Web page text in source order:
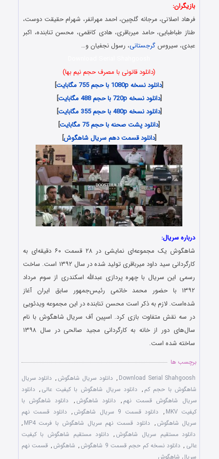
بازیگران:
فرهاد اصلانی، مرجانه گلچین، احمد مهرانفر، شهرام حقیقت دوست،
طناز طباطبایی، حامد میرباقری، هادی کاظمی، محسن تنابنده، اکبر
عبدی، سیروسگرجستانی، رسول نجفیان و…
(دانلود قانونی با مصرف حجم نیم بها)
[دانلود نسخه 1080p با حجم 755 مگابایت
]
[دانلود نسخه 720p با حجم 488 مگابایت
]
[دانلود نسخه 480p با حجم 355 مگابایت
]
[دانلود پشت صحنه با حجم 75 مگابایت
]
[دانلود قسمت دهم سریال شاهگوش]
درباره سریال:
شاهگوش یک مجموعه‌ای نمایشی در ۲۸ قسمت ۶۰ دقیقه‌ای به
کارگردانی سید داود میرباقری تولید شده در سال ۱۳۹۲ است. ساخت
رسمی این سریال با چهره پردازی عبدالله اسکندری از سوم مرداد
۱۳۹۲ با حضور محمد خاتمی رئیس‌جمهور سابق ایران آغاز
شده‌است. لازم به ذکر است محسن تنابنده در این مجموعه ویدئویی
در سه نقش متفاوت بازی کرد. اسپین آف سریال شاهگوش با نام
سال‌های دور از خانه به کارگردانی مجید صالحی در سال ۱۳۹۸
ساخته شده است.
برچسب ها
Download Serial Shahgoosh
, دانلود سریال شاهگوش , دانلود سریال
شاهگوش با حجم کم , دانلود سریال شاهگوش با کیفیت عالی , دانلود
سریال شاهگوش قسمت نهم , دانلود شاهگوش , دانلود شاهگوش با
کیفیت MKV
, دانلود قسمت 9 سریال شاهگوش , دانلود قسمت نهم
سریال شاهگوش , دانلود قسمت نهم سریال شاهگوش با فرمت MP4
,
دانلود مستقیم سریال شاهگوش , دانلود مستقیم شاهگوش با کیفیت
عالی , دانلود نسخه کم حجم قسمت 9 شاهگوش , شاهگوش , قسمت نهم
سریال شاهگوش